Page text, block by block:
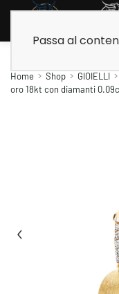
Passa al
Home Shop GIOIELLI
oro 18kt con diamanti